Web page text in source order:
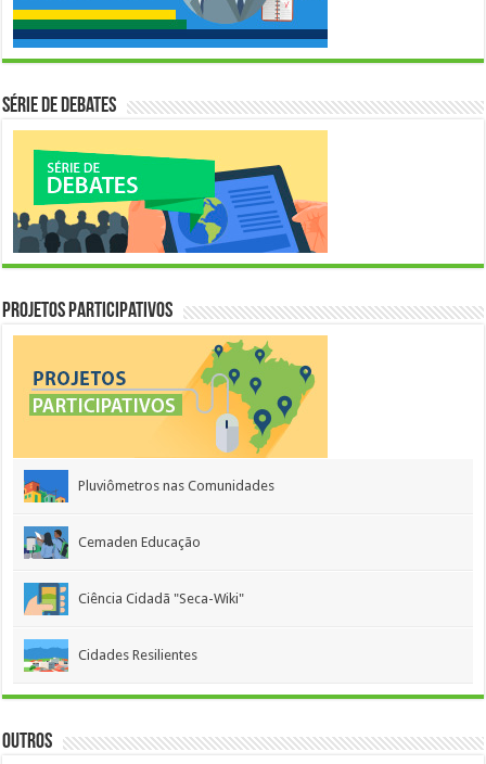
Série de Debates
Projetos Participativos
Pluviômetros nas Comunidades
Cemaden Educação
Ciência Cidadã "Seca-Wiki"
Cidades Resilientes
Outros